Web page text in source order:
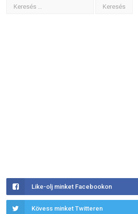
Like-olj minket Facebookon
Kövess minket Twitteren